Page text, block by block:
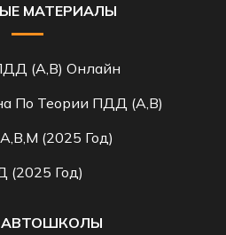
МАТЕРИАЛЫ
(A,B) Онлайн
По Теории ПДД (A,B)
(2025 Год)
(2025 Год)